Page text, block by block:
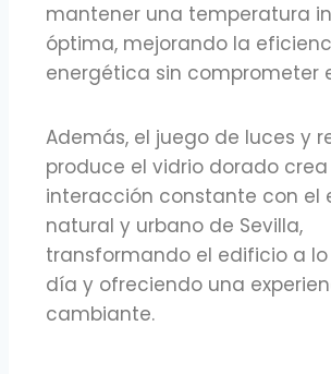
mantener una temperatura
óptima, mejorando la
energética sin comprometer
Además, el juego de luces y
produce el vidrio dorado
interacción constante con el
natural y urbano de Sevilla,
transformando el edificio a
día y ofreciendo una
cambiante.